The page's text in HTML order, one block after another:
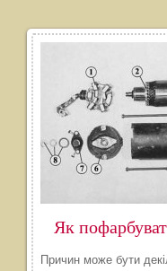
Причин може бути